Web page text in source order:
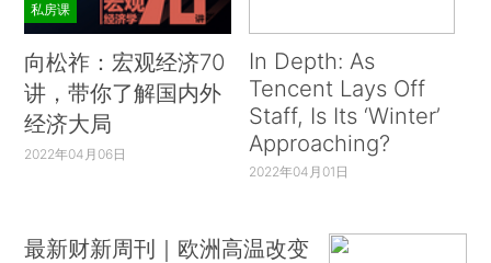
私房课
向松祚：宏观经济70
讲，带你了解国内外
经济大局
2022年04月06日
In Depth: As
Tencent Lays Off
Staff, Is Its ‘Winter’
Approaching?
2022年04月01日
最新财新周刊｜欧洲高温改变